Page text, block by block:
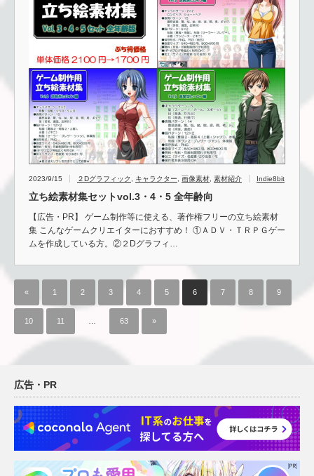
2023/9/15 ２Dグラフィック キャラクター 画像素材 素材紹介 Indie8bit
立ち絵素材集セットvol.3・4・5 全年齢向
【広告・PR】 ゲーム制作等に使える、著作権フリーの立ち絵素材
集 こんなゲームクリエイターにおすすめ！ ①ＡＤＶ・ＴＲＰＧゲー
ムを作成している方。②２Dグラフィ…
« 1 2 3 4 5 6 7 8 9
10 11 63 »
広告・PR